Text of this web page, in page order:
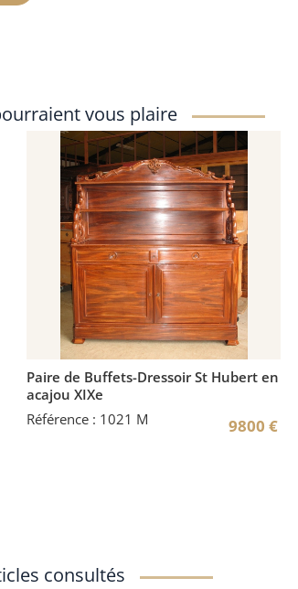
vous plaire
Paire de Buffets-Dressoir St Hubert en
acajou XIXe
Référence : 1021 M
9800 €
consultés